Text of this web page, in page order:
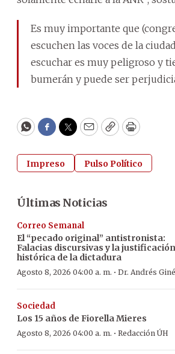
Es muy importante que
escuchen las voces de la
escuchar es muy peligroso y
bumerán y puede ser
WhatsApp
Facebook
Twitter
EmailCopyPrint
Impreso Pulso Político
Últimas Noticias
Correo Semanal
El “pecado original” antistronista:
Falacias discursivas y la justificación
histórica de la dictadura
Agosto 8, 2026 04:00 a. m. · Dr. Andrés
Sociedad
Los 15 años de Fiorella Mieres
Agosto 8, 2026 04:00 a. m. · Redacción ÚH